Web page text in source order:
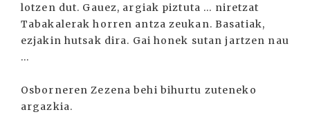
lotzen dut. Gauez, argiak piztuta ... niretzat
Tabakalerak horren antza zeukan. Basatiak,
ezjakin hutsak dira. Gai honek sutan jartzen nau
...
Osborneren Zezena behi bihurtu zuteneko
argazkia.